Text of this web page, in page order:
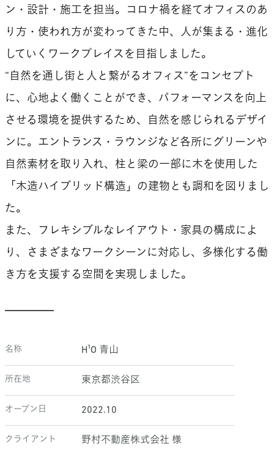
ン・設計・施工を担当。コロナ禍を経てオフィスのあ
り方・使われ方が変わってきた中、人が集まる・進化
していくワークプレイスを目指しました。
“自然を通し街と人と繋がるオフィス”をコンセプト
に、心地よく働くことができ、パフォーマンスを向上
させる環境を提供するため、自然を感じられるデザイ
ンに。エントランス・ラウンジなど各所にグリーンや
自然素材を取り入れ、柱と梁の一部に木を使用した
「木造ハイブリッド構造」の建物とも調和を図りまし
た。
また、フレキシブルなレイアウト・家具の構成によ
り、さまざまなワークシーンに対応し、多様化する働
き方を支援する空間を実現しました。
名称 H¹O 青山
所在地 東京都渋谷区
オープン日 2022.10
クライアント 野村不動産株式会社 様